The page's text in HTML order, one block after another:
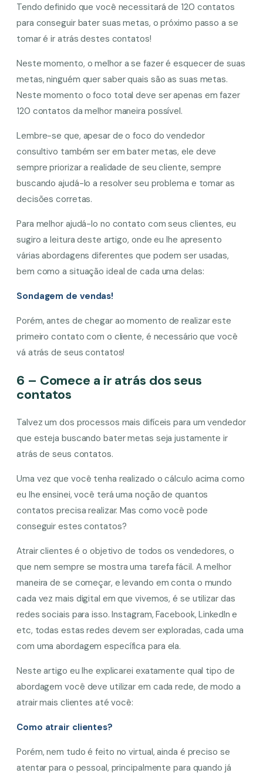
Tendo definido que você necessitará de 120 contatos
para conseguir bater suas metas, o próximo passo a se
tomar é ir atrás destes contatos!
Neste momento, o melhor a se fazer é esquecer de suas
metas, ninguém quer saber quais são as suas metas.
Neste momento o foco total deve ser apenas em fazer
120 contatos da melhor maneira possível.
Lembre-se que, apesar de o foco do vendedor
consultivo também ser em bater metas, ele deve
sempre priorizar a realidade de seu cliente, sempre
buscando ajudá-lo a resolver seu problema e tomar as
decisões corretas.
Para melhor ajudá-lo no contato com seus clientes, eu
sugiro a leitura deste artigo, onde eu lhe apresento
várias abordagens diferentes que podem ser usadas,
bem como a situação ideal de cada uma delas:
Sondagem de vendas!
Porém, antes de chegar ao momento de realizar este
primeiro contato com o cliente, é necessário que você
vá atrás de seus contatos!
6 – Comece a ir atrás dos seus
contatos
Talvez um dos processos mais difíceis para um vendedor
que esteja buscando bater metas seja justamente ir
atrás de seus contatos.
Uma vez que você tenha realizado o cálculo acima como
eu lhe ensinei, você terá uma noção de quantos
contatos precisa realizar. Mas como você pode
conseguir estes contatos?
Atrair clientes é o objetivo de todos os vendedores, o
que nem sempre se mostra uma tarefa fácil. A melhor
maneira de se começar, e levando em conta o mundo
cada vez mais digital em que vivemos, é se utilizar das
redes sociais para isso. Instagram, Facebook, LinkedIn e
etc, todas estas redes devem ser exploradas, cada uma
com uma abordagem específica para ela.
Neste artigo eu lhe explicarei exatamente qual tipo de
abordagem você deve utilizar em cada rede, de modo a
atrair mais clientes até você:
Como atrair clientes?
Porém, nem tudo é feito no virtual, ainda é preciso se
atentar para o pessoal, principalmente para quando já